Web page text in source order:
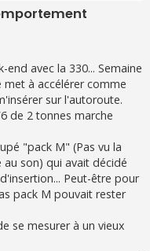
avec la 330... Semaine
met à accélérer comme
sur l'autoroute.
de 2 tonnes marche
"pack M" (Pas vu la
son) qui avait décidé
Peut-être pour
pack M pouvait rester
se mesurer à un vieux